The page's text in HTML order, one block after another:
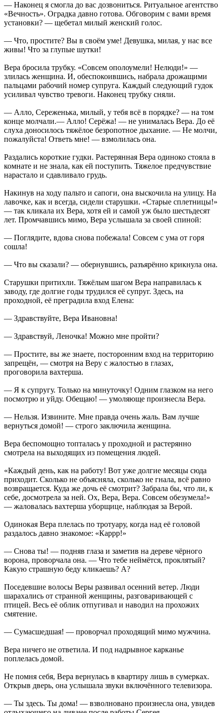
— Наконец я смогла до вас дозвониться. Ритуальное агентство
«Вечность». Оградка давно готова. Обговорим с вами время
установки? — щебетал милый женский голос.
— Что, простите? Вы в своём уме! Девушка, милая, у нас все
живы! Что за глупые шутки!
Вера бросила трубку. «Совсем ополоумели! Нелюди!» —
злилась женщина. И, обеспокоившись, набрала дрожащими
пальцами рабочий номер супруга. Каждый следующий гудок
усиливал чувство тревоги. Наконец трубку сняли.
— Алло, Сереженька, милый, у тебя всё в порядке? — на том
конце молчали.— Алло! Серёжа! — не унималась Вера. До её
слуха доносилось тяжёлое безропотное дыхание. — Не молчи,
пожалуйста! Ответь мне! — взмолилась она.
Раздались короткие гудки. Растерянная Вера одиноко стояла в
комнате и не знала, как ей поступить. Тяжелое предчувствие
нарастало и сдавливало грудь.
Накинув на ходу пальто и сапоги, она выскочила на улицу. На
лавочке, как и всегда, сидели старушки. «Старые сплетницы!»
— так кликала их Вера, хотя ей и самой уж было шестьдесят
лет. Промчавшись мимо, Вера услышала за своей спиной:
— Поглядите, вдова снова побежала! Совсем с ума от горя
сошла!
— Что вы сказали? — обернувшись, разъярённо крикнула она.
Старушки притихли. Тяжёлым шагом Вера направилась к
заводу, где долгие годы трудился её супруг. Здесь, на
проходной, её преградила вход Елена:
— Здравствуйте, Вера Ивановна!
— Здравствуй, Леночка! Можно мне пройти?
— Простите, вы же знаете, посторонним вход на территорию
запрещён, — смотря на Веру с жалостью в глазах,
проговорила вахтерша.
— Я к супругу. Только на минуточку! Одним глазком на него
посмотрю и уйду. Обещаю! — умоляюще произнесла Вера.
— Нельзя. Извините. Мне правда очень жаль. Вам лучше
вернуться домой! — строго заключила женщина.
Вера беспомощно топталась у проходной и растерянно
смотрела на выходящих из помещения людей.
«Каждый день, как на работу! Вот уже долгие месяцы сюда
приходит. Сколько не объясняла, сколько не гнала, всё равно
возвращается. Куда же дочь её смотрит? Забрала бы, что ли, к
себе, досмотрела за ней. Ох, Вера, Вера. Совсем обезумела!»
— жаловалась вахтерша уборщице, наблюдая за Верой.
Одинокая Вера плелась по тротуару, когда над её головой
раздалось давно знакомое: «Каррр!»
— Снова ты! — подняв глаза и заметив на дереве чёрного
ворона, проворчала она. — Что тебе неймётся, проклятый?
Какую страшную беду кликаешь? А?
Поседевшие волосы Веры развивал осенний ветер. Люди
шарахались от странной женщины, разговаривающей с
птицей. Весь её облик отпугивал и наводил на прохожих
смятение.
— Сумасшедшая! — проворчал проходящий мимо мужчина.
Вера ничего не ответила. И под надрывное карканье
поплелась домой.
Не помня себя, Вера вернулась в квартиру лишь в сумерках.
Открыв дверь, она услышала звуки включённого телевизора.
— Ты здесь. Ты дома! — взволновано произнесла она, увидев